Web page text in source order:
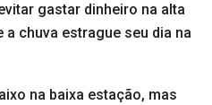
gastar dinheiro na alta
chuva estrague seu dia na
na baixa estação, mas